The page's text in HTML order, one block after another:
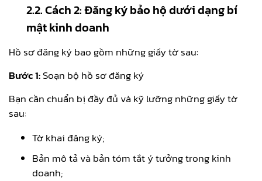
2.2. Cách 2: Đăng ký bảo hộ dưới dạng bí
mật kinh doanh
Hồ sơ đăng ký bao gồm những giấy tờ sau:
Bước 1:Soạn bộ hồ sơ đăng ký
Bạn cần chuẩn bị đầy đủ và kỹ lưỡng những giấy tờ
sau:
Tờ khai đăng ký;
Bản mô tả và bản tóm tắt ý tưởng trong kinh
doanh;